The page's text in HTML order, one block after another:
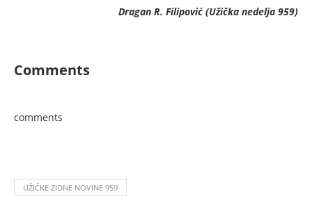
Dragan R. Filipović (Užička nedelja 959)
Comments
comments
UŽIČKE ZIDNE NOVINE 959